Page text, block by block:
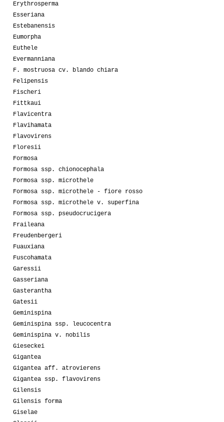
Erythrosperma
Esseriana
Estebanensis
Eumorpha
Euthele
Evermanniana
F. mostruosa cv. blando chiara
Felipensis
Fischeri
Fittkaui
Flavicentra
Flavihamata
Flavovirens
Floresii
Formosa
Formosa ssp. chionocephala
Formosa ssp. microthele
Formosa ssp. microthele - fiore rosso
Formosa ssp. microthele v. superfina
Formosa ssp. pseudocrucigera
Fraileana
Freudenbergeri
Fuauxiana
Fuscohamata
Garessii
Gasseriana
Gasterantha
Gatesii
Geminispina
Geminispina ssp. leucocentra
Geminispina v. nobilis
Gieseckei
Gigantea
Gigantea aff. atrovierens
Gigantea ssp. flavovirens
Gilensis
Gilensis forma
Giselae